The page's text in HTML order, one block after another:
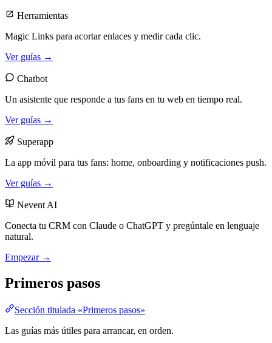
Herramientas
Magic Links para acortar enlaces y medir cada clic.
Ver guías →
Chatbot
Un asistente que responde a tus fans en tu web en tiempo real.
Ver guías →
Superapp
La app móvil para tus fans: home, onboarding y notificaciones push.
Ver guías →
Nevent AI
Conecta tu CRM con Claude o ChatGPT y pregúntale en lenguaje
natural.
Empezar →
Primeros pasos
Sección titulada «Primeros pasos»
Las guías más útiles para arrancar, en orden.